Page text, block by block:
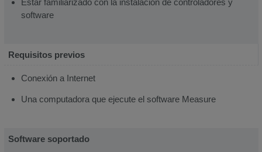
Estar familiarizado con la instalación de controladores y
software
Requisitos previos
Conexión a Internet
Una computadora que ejecute el software Measure
Software soportado